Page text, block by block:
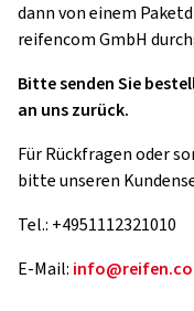
dann von einem
reifencom GmbH
Bitte senden Sie
an uns zurück.
Für Rückfragen oder
bitte unseren
Tel.: +4951112321010
E-Mail: